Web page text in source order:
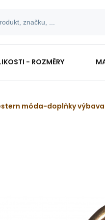
- ROZMĚRY
móda-doplňky